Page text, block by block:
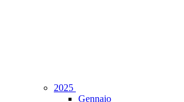
2025
Gennaio